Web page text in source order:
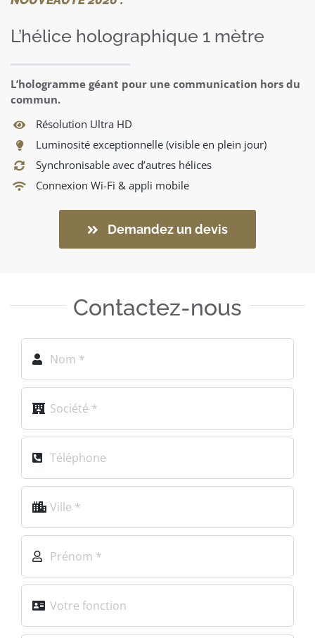
L’hélice holographique 1 mètre
L’hologramme géant pour une communication hors du
commun.
Résolution Ultra HD
Luminosité exceptionnelle (visible en plein jour)
Synchronisable avec d’autres hélices
Connexion Wi-Fi & appli mobile
Demandez un devis
Contactez-nous